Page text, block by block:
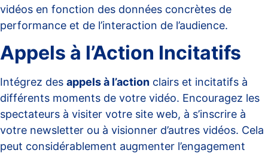
vidéos en fonction des données concrètes de
performance et de l’interaction de l’audience.
Appels à l’Action Incitatifs
Intégrez des appels à l’action clairs et incitatifs à
différents moments de votre vidéo. Encouragez les
spectateurs à visiter votre site web, à s’inscrire à
votre newsletter ou à visionner d’autres vidéos. Cela
peut considérablement augmenter l’engagement